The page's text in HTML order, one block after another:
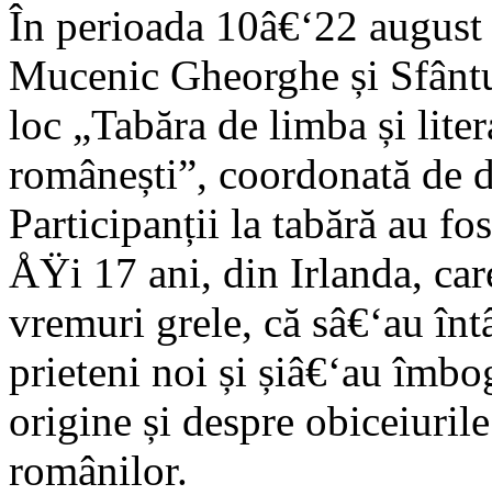
În perioada 10â€‘22
Mucenic Gheorghe și
loc „Tabăra de limba și
românești”, coordonată de
Participanții la tabără au
ÅŸi 17 ani, din Irlanda,
vremuri grele, că sâ€‘au
prieteni noi și șiâ€‘au
origine și despre
românilor.